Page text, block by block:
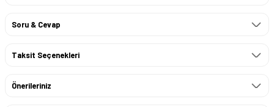
Soru & Cevap
Taksit Seçenekleri
Önerileriniz